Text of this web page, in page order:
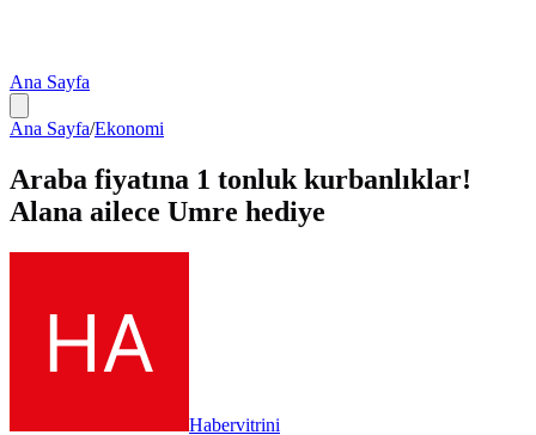
Ana Sayfa
Ana Sayfa/Ekonomi
Araba fiyatına 1 tonluk kurbanlıklar!
Alana ailece Umre hediye
Habervitrini